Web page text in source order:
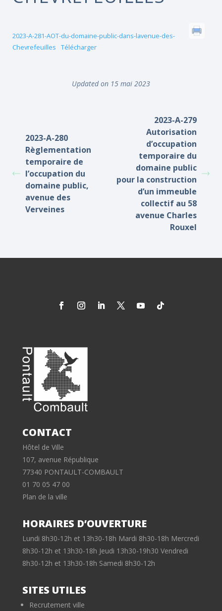
2023-A-281-AOT-du-domaine-public-dans-lavenue-des-
Chevrefeuilles
Télécharger
Updated on 15 mai 2023
2023-A-280
Règlementation
temporaire de
l’occupation du
domaine public,
avenue des
Verveines
2023-A-279
Autorisation
d’occupation
temporaire du
domaine public
pour la construction
d’un immeuble
collectif au 58
avenue Charles
Rouxel
CONTACT
Hôtel de Ville
107, avenue République
77340 PONTAULT-COMBAULT
01 70 05 47 00
Plan de la ville
HORAIRES D’OUVERTURE
Lundi 8h30-12h et 13h30-18h Mardi 8h30-18h Mercredi
8h30-12h et 13h30-18h Jeudi 13h30-19h30 Vendredi
8h30-12h et 13h30-18h Samedi 8h30-12h
SITES UTILES
Recrutement ville